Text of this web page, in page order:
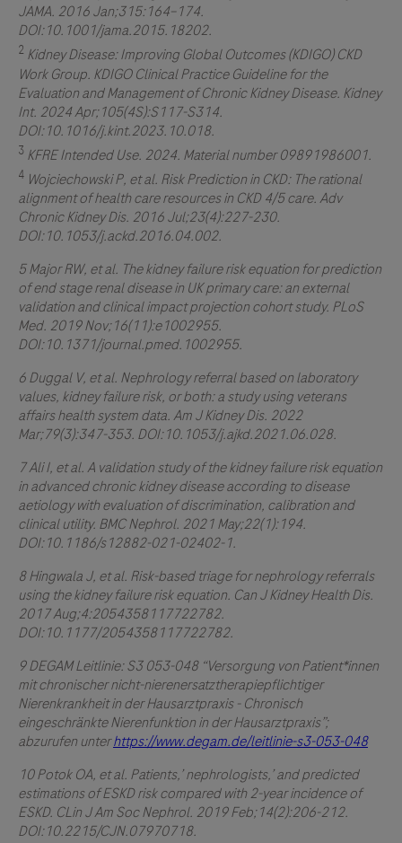
JAMA. 2016 Jan;315:164–174.
DOI:10.1001/jama.2015.18202.
2 Kidney Disease: Improving Global Outcomes (KDIGO) CKD
Work Group. KDIGO Clinical Practice Guideline for the
Evaluation and Management of Chronic Kidney Disease. Kidney
Int. 2024 Apr;105(4S):S117-S314.
DOI:10.1016/j.kint.2023.10.018.
3 KFRE Intended Use. 2024. Material number 09891986001.
4 Wojciechowski P, et al. Risk Prediction in CKD: The rational
alignment of health care resources in CKD 4/5 care. Adv
Chronic Kidney Dis. 2016 Jul;23(4):227-230.
DOI:10.1053/j.ackd.2016.04.002.
5 Major RW, et al. The kidney failure risk equation for prediction
of end stage renal disease in UK primary care: an external
validation and clinical impact projection cohort study. PLoS
Med. 2019 Nov;16(11):e1002955.
DOI:10.1371/journal.pmed.1002955.
6 Duggal V, et al. Nephrology referral based on laboratory
values, kidney failure risk, or both: a study using veterans
affairs health system data. Am J Kidney Dis. 2022
Mar;79(3):347-353. DOI:10.1053/j.ajkd.2021.06.028.
7 Ali I, et al. A validation study of the kidney failure risk equation
in advanced chronic kidney disease according to disease
aetiology with evaluation of discrimination, calibration and
clinical utility. BMC Nephrol. 2021 May;22(1):194.
DOI:10.1186/s12882-021-02402-1.
8 Hingwala J, et al. Risk-based triage for nephrology referrals
using the kidney failure risk equation. Can J Kidney Health Dis.
2017 Aug;4:2054358117722782.
DOI:10.1177/2054358117722782.
9 DEGAM Leitlinie: S3 053-048 “Versorgung von Patient*innen
mit chronischer nicht-nierenersatztherapiepflichtiger
Nierenkrankheit in der Hausarztpraxis - Chronisch
eingeschränkte Nierenfunktion in der Hausarztpraxis”;
abzurufen unterhttps://www.degam.de/leitlinie-s3-053-048
10 Potok OA, et al. Patients,’ nephrologists,’ and predicted
estimations of ESKD risk compared with 2-year incidence of
ESKD. CLin J Am Soc Nephrol. 2019 Feb;14(2):206-212.
DOI:10.2215/CJN.07970718.